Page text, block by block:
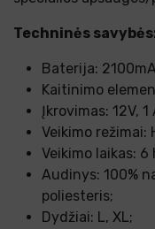
Techninės
Baterija:
Kaitinimo
Įkrovimas: 12V, 1
Veikimo režimai:
Veikimo laikas: 6
Audinys: 100%
poliesteris;
Dydžiai: L, XL;